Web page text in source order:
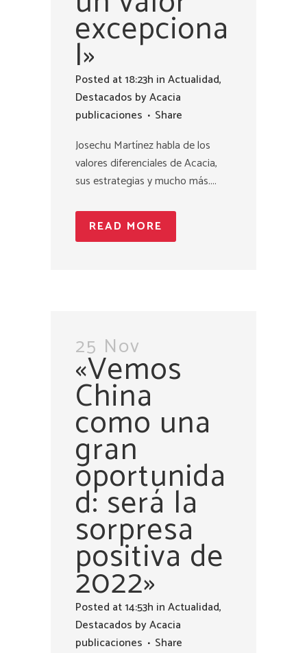
excepciona
l»
Posted at 18:23h inActualidad,
Destacados byAcacia
publicaciones
Share
Josechu Martínez habla de los
valores diferenciales de Acacia,
sus estrategias y mucho más....
READ MORE
25 Nov
«Vemos
China
como una
gran
oportunida
d: será la
sorpresa
positiva de
2022»
Posted at 14:53h inActualidad,
Destacados byAcacia
publicaciones
Share